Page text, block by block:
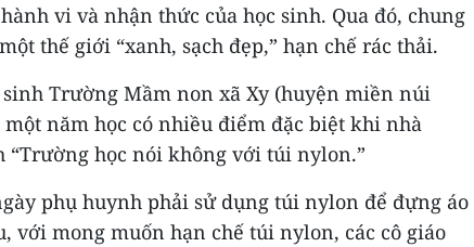
vi và nhận thức của học sinh. Qua đó, chung
thế giới “xanh, sạch đẹp,” hạn chế rác thải.
Trường Mầm non xã Xy (huyện miền núi
một năm học có nhiều điểm đặc biệt khi nhà
học nói không với túi nylon.”
phụ huynh phải sử dụng túi nylon để đựng áo
với mong muốn hạn chế túi nylon, các cô giáo